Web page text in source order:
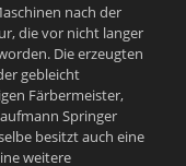
nach der
die vor nicht langer
Die erzeugten
gebleicht
Färbermeister,
Springer
besitzt auch eine
weitere